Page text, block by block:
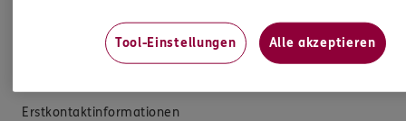
E-Mail schreiben
Erstkontaktinformationen
Tool-Einstellungen Alle akzeptieren